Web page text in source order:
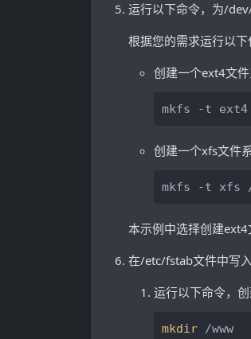
运行以下命令，为/
根据您的需求运行以下
创建一个ext4文件
mkfs -t ext4
创建一个xfs文件系
mkfs -t xfs /
本示例中选择创建ext4
在/etc/fstab文件中写
运行以下命令，
mkdir /www